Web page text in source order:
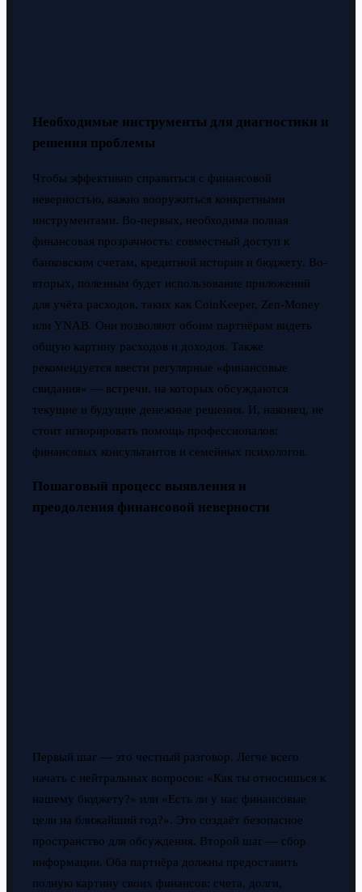
Необходимые инструменты для диагностики и
решения проблемы
Чтобы эффективно справиться с финансовой
неверностью, важно вооружиться конкретными
инструментами. Во-первых, необходима полная
финансовая прозрачность: совместный доступ к
банковским счетам, кредитной истории и бюджету. Во-
вторых, полезным будет использование приложений
для учёта расходов, таких как CoinKeeper, Zen-Money
или YNAB. Они позволяют обоим партнёрам видеть
общую картину расходов и доходов. Также
рекомендуется ввести регулярные «финансовые
свидания» — встречи, на которых обсуждаются
текущие и будущие денежные решения. И, наконец, не
стоит игнорировать помощь профессионалов:
финансовых консультантов и семейных психологов.
Пошаговый процесс выявления и
преодоления финансовой неверности
Первый шаг — это честный разговор. Легче всего
начать с нейтральных вопросов: «Как ты относишься к
нашему бюджету?» или «Есть ли у нас финансовые
цели на ближайший год?». Это создаёт безопасное
пространство для обсуждения. Второй шаг — сбор
информации. Оба партнёра должны предоставить
полную картину своих финансов: счета, долги,